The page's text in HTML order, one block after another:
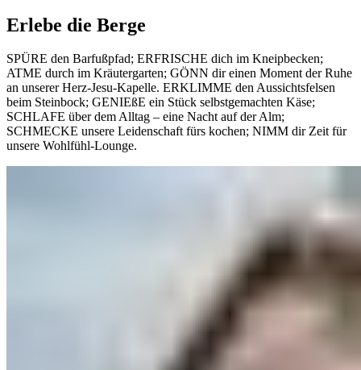
Erlebe die Berge
SPÜRE den Barfußpfad; ERFRISCHE dich im Kneipbecken;
ATME durch im Kräutergarten; GÖNN dir einen Moment der Ruhe
an unserer Herz-Jesu-Kapelle. ERKLIMME den Aussichtsfelsen
beim Steinbock; GENIEßE ein Stück selbstgemachten Käse;
SCHLAFE über dem Alltag – eine Nacht auf der Alm;
SCHMECKE unsere Leidenschaft fürs kochen; NIMM dir Zeit für
unsere Wohlfühl-Lounge.